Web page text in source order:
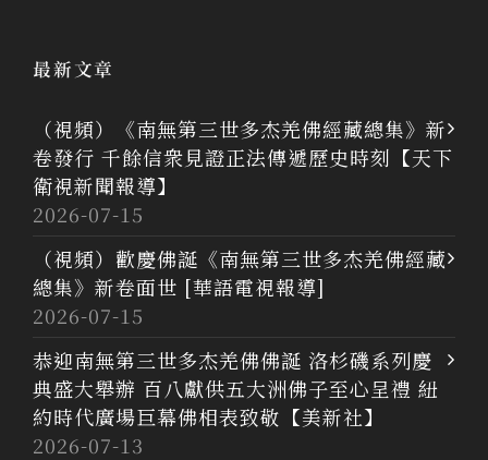
最新文章
（視頻）《南無第三世多杰羌佛經藏總集》新
卷發行 千餘信衆見證正法傳遞歷史時刻【天下
衛視新聞報導】
2026-07-15
（視頻）歡慶佛誕《南無第三世多杰羌佛經藏
總集》新卷面世 [華語電視報導]
2026-07-15
恭迎南無第三世多杰羌佛佛誕 洛杉磯系列慶
典盛大舉辦 百八獻供五大洲佛子至心呈禮 紐
約時代廣場巨幕佛相表致敬【美新社】
2026-07-13